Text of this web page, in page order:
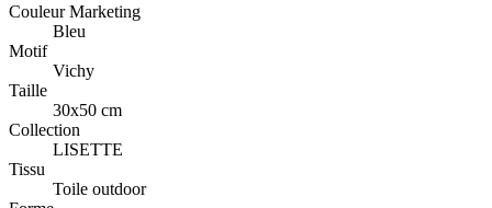
Couleur Marketing
Bleu
Motif
Vichy
Taille
30x50 cm
Collection
LISETTE
Tissu
Toile outdoor